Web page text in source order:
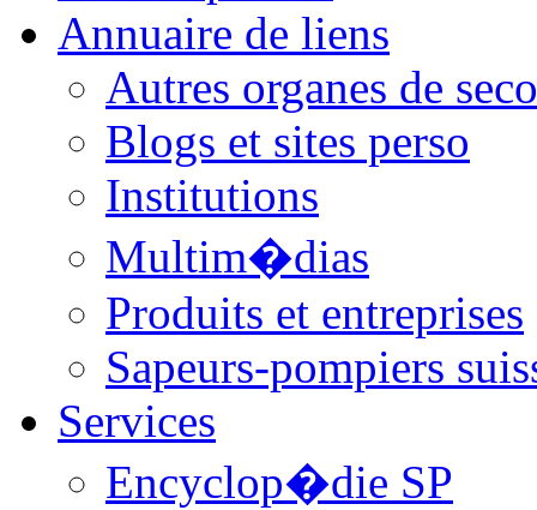
Annuaire de liens
Autres organes de
Blogs et sites perso
Institutions
Multim�dias
Produits et entreprises
Sapeurs-pompiers
Services
Encyclop�die SP